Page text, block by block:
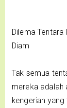
Dilema Tentara
Diam
Tak semua
mereka adalah
kengerian